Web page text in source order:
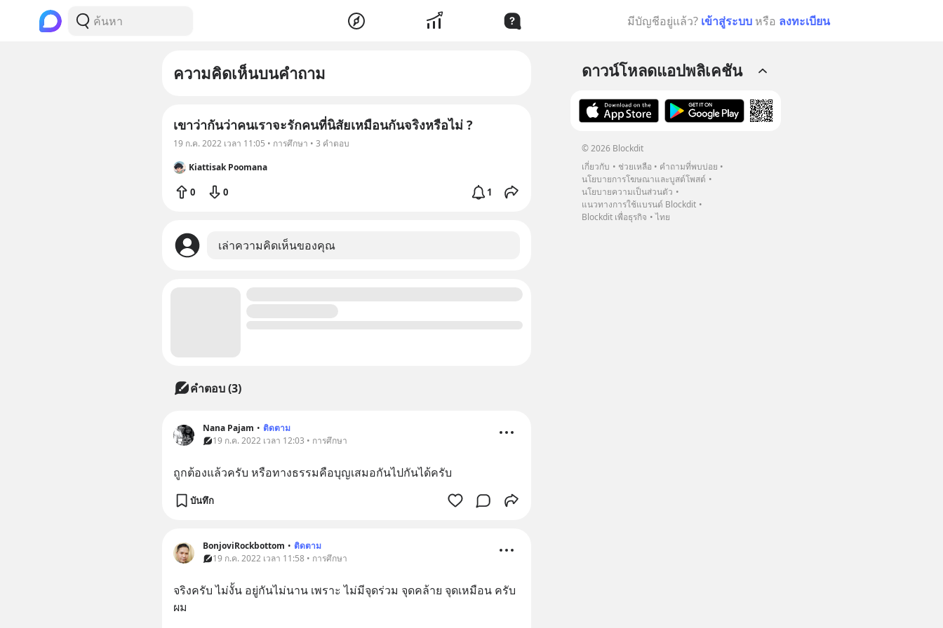
มีบัญชีอยู่แล้ว? เข้าสู่ระบบ หรือ ลงทะเบียน
ความคิดเห็นบนคำถาม
เขาว่ากันว่าคนเราจะรักคนที่นิสัยเหมือนกันจริงหรือไม่ ?
19 ก.ค. 2022 เวลา 11:05 • การศึกษา • 3 คำตอบ
Kiattisak Poomana
0 0 1
เล่าความคิดเห็นของคุณ
คำตอบ (3)
Nana Pajam • ติดตาม
19 ก.ค. 2022 เวลา 12:03 • การศึกษา
ถูกต้องแล้วครับ​ หรือทางธรรมคือบุญเสมอกันไปกันได้ครับ
บันทึก
BonjoviRockbottom • ติดตาม
19 ก.ค. 2022 เวลา 11:58 • การศึกษา
จริงครับ ไม่งั้น อยู่กันไม่นาน เพราะ ไม่มีจุดร่วม จุดคล้าย จุดเหมือน ครับ
ผม
ดาวน์โหลดแอปพลิเคชัน
© 2026 Blockdit
เกี่ยวกับ
ช่วยเหลือ
คำถามที่พบบ่อย
นโยบายการโฆษณาและบูสต์โพสต์
นโยบายความเป็นส่วนตัว
แนวทางการใช้แบรนด์ Blockdit
Blockdit เพื่อธุรกิจ
ไทย